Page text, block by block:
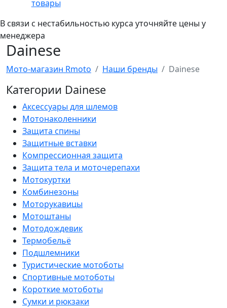
товары
В связи с нестабильностью курса уточняйте цены у
менеджера
Dainese
Мото-магазин Rmoto Наши бренды Dainese
Категории Dainese
Аксессуары для шлемов
Мотонаколенники
Защита спины
Защитные вставки
Компрессионная защита
Защита тела и моточерепахи
Мотокуртки
Комбинезоны
Моторукавицы
Мотоштаны
Мотодождевик
Термобельё
Подшлемники
Туристические мотоботы
Спортивные мотоботы
Короткие мотоботы
Сумки и рюкзаки